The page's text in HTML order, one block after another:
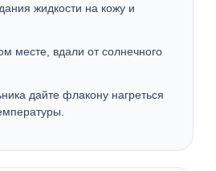
жидкости на кожу и
месте, вдали от солнечного
дайте флакону нагреться